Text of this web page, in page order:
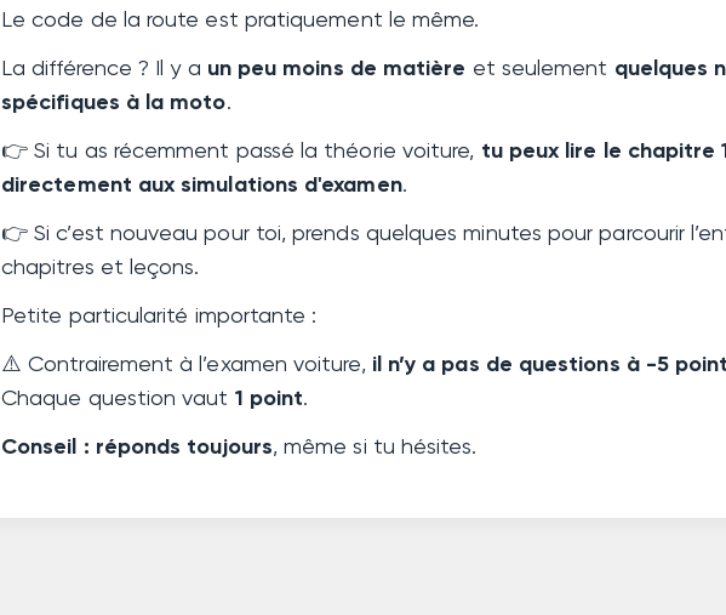
Le code de la route est pratiquement le même.
La différence ? Il y a un peu moins de matière et seulement quelques
spécifiques à la moto.
👉 Si tu as récemment passé la théorie voiture, tu peux lire le chapitre 1
directement aux simulations d'examen.
👉 Si c’est nouveau pour toi, prends quelques minutes pour parcourir
chapitres et leçons.
Petite particularité importante :
⚠️ Contrairement à l’examen voiture, il n’y a pas de questions à -5
Chaque question vaut 1 point.
Conseil : réponds toujours, même si tu hésites.